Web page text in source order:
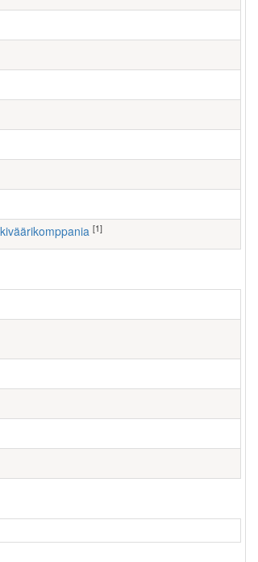
[1]